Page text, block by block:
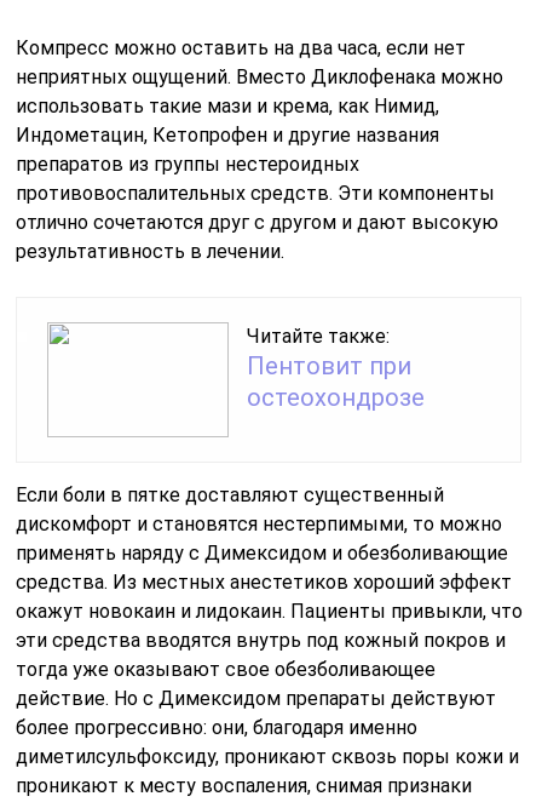
Компресс можно оставить на два часа, если нет
неприятных ощущений. Вместо Диклофенака можно
использовать такие мази и крема, как Нимид,
Индометацин, Кетопрофен и другие названия
препаратов из группы нестероидных
противовоспалительных средств. Эти компоненты
отлично сочетаются друг с другом и дают высокую
результативность в лечении.
Читайте также:
Пентовит при
остеохондрозе
Если боли в пятке доставляют существенный
дискомфорт и становятся нестерпимыми, то можно
применять наряду с Димексидом и обезболивающие
средства. Из местных анестетиков хороший эффект
окажут новокаин и лидокаин. Пациенты привыкли, что
эти средства вводятся внутрь под кожный покров и
тогда уже оказывают свое обезболивающее
действие. Но с Димексидом препараты действуют
более прогрессивно: они, благодаря именно
диметилсульфоксиду, проникают сквозь поры кожи и
проникают к месту воспаления, снимая признаки